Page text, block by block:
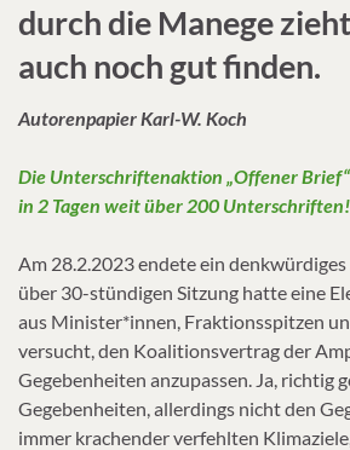
durch die Manege
auch noch gut finden.
Autorenpapier Karl-W. Koch
Die Unterschriftenaktion „Offener
in 2 Tagen weit über 200 Unterschriften!
Am 28.2.2023 endete ein
über 30-stündigen Sitzung hatte eine
aus Minister*innen, Fraktionsspitzen
versucht, den Koalitionsvertrag der
Gegebenheiten anzupassen. Ja, richtig
Gegebenheiten, allerdings nicht den
immer krachender verfehlten